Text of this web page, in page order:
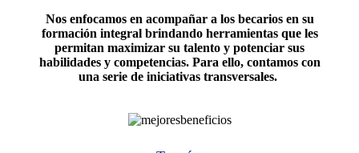
Nos enfocamos en acompañar a los becarios en su
formación integralbrindando herramientas que les
permitan maximizar su talento y potenciar sus
habilidades y competencias. Para ello, contamos con
una serie de iniciativas transversales.